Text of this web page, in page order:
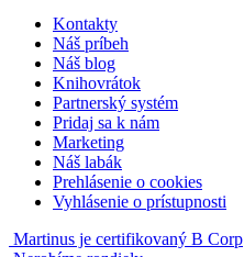
Kontakty
Náš príbeh
Náš blog
Knihovrátok
Partnerský systém
Pridaj sa k nám
Marketing
Náš labák
Prehlásenie o cookies
Vyhlásenie o prístupnosti
Martinus je certifikovaný B Corp